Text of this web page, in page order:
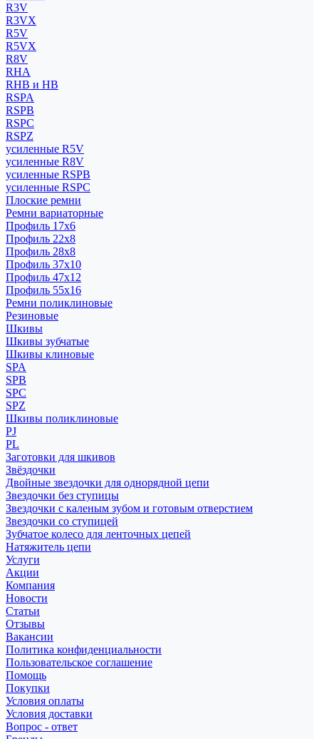
R3V
R3VX
R5V
R5VX
R8V
RHA
RHB и HB
RSPA
RSPB
RSPC
RSPZ
усиленные R5V
усиленные R8V
усиленные RSPB
усиленные RSPC
Плоские ремни
Ремни вариаторные
Профиль 17x6
Профиль 22x8
Профиль 28x8
Профиль 37x10
Профиль 47x12
Профиль 55x16
Ремни поликлиновые
Резиновые
Шкивы
Шкивы зубчатые
Шкивы клиновые
SPA
SPB
SPC
SPZ
Шкивы поликлиновые
PJ
PL
Заготовки для шкивов
Звёздочки
Двойные звездочки для однорядной цепи
Звездочки без ступицы
Звездочки с каленым зубом и готовым отверстием
Звездочки со ступицей
Зубчатое колесо для ленточных цепей
Натяжитель цепи
Услуги
Акции
Компания
Новости
Статьи
Отзывы
Вакансии
Политика конфиденциальности
Пользовательское соглашение
Помощь
Покупки
Условия оплаты
Условия доставки
Вопрос - ответ